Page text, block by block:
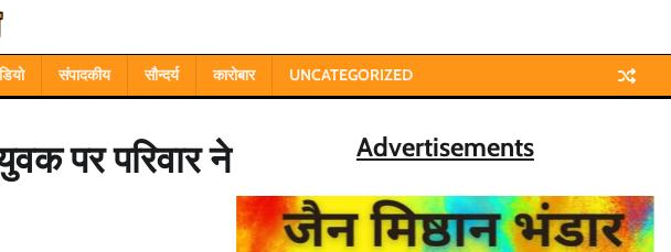
संपादकीय सौन्दर्य कारोबार UNCATEGORIZED
पर परिवार ने
Advertisements